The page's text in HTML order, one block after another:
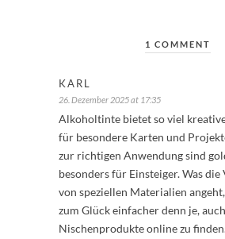
1 COMMENT
KARL
26. Dezember 2025 at 17:35
Alkoholtinte bietet so viel
für besondere Karten und
zur richtigen Anwendung sind
besonders für Einsteiger. Was
von speziellen Materialien
zum Glück einfacher denn je, auch
Nischenprodukte online zu